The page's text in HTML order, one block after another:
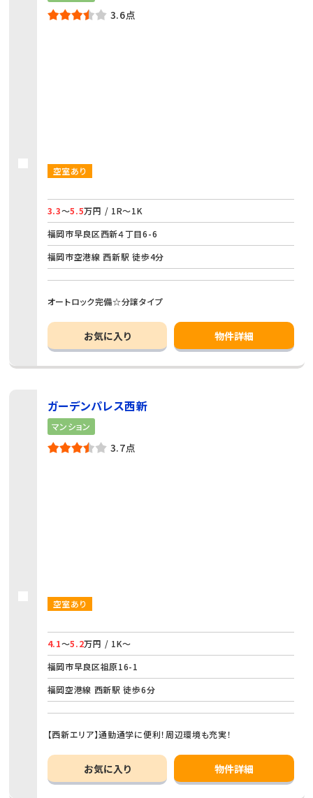
3.6点
空室あり
3.3～5.5万円 / 1R～1K
福岡市早良区西新４丁目6-6
福岡市空港線 西新駅 徒歩4分
オートロック完備☆分譲タイプ
お気に入り 物件詳細
ガーデンパレス西新
マンション
3.7点
空室あり
4.1～5.2万円 / 1K～
福岡市早良区祖原16-1
福岡空港線 西新駅 徒歩6分
【西新エリア】通勤通学に便利！周辺環境も充実！
お気に入り 物件詳細